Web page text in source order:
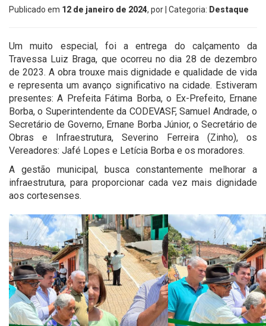
Publicado em 12 de janeiro de 2024, por | Categoria: Destaque
Um muito especial, foi a entrega do calçamento da
Travessa Luiz Braga, que ocorreu no dia 28 de dezembro
de 2023. A obra trouxe mais dignidade e qualidade de vida
e representa um avanço significativo na cidade. Estiveram
presentes: A Prefeita Fátima Borba, o Ex-Prefeito, Ernane
Borba, o Superintendente da CODEVASF, Samuel Andrade, o
Secretário de Governo, Ernane Borba Júnior, o Secretário de
Obras e Infraestrutura, Severino Ferreira (Zinho), os
Vereadores: Jafé Lopes e Letícia Borba e os moradores.
A gestão municipal, busca constantemente melhorar a
infraestrutura, para proporcionar cada vez mais dignidade
aos cortesenses.